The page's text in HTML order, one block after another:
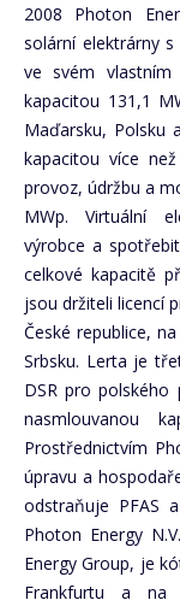
2008 Photon
solární elektrárny
ve svém
kapacitou 131,1
Maďarsku, Polsku
kapacitou více
provoz, údržbu a
MWp. Virtuální
výrobce a
celkové kapacitě
jsou držiteli licencí
České republice,
Srbsku. Lerta je
DSR pro polského
nasmlouvanou
Prostřednictvím
úpravu a
odstraňuje PFAS
Photon Energy
Energy Group, je
Frankfurtu a na